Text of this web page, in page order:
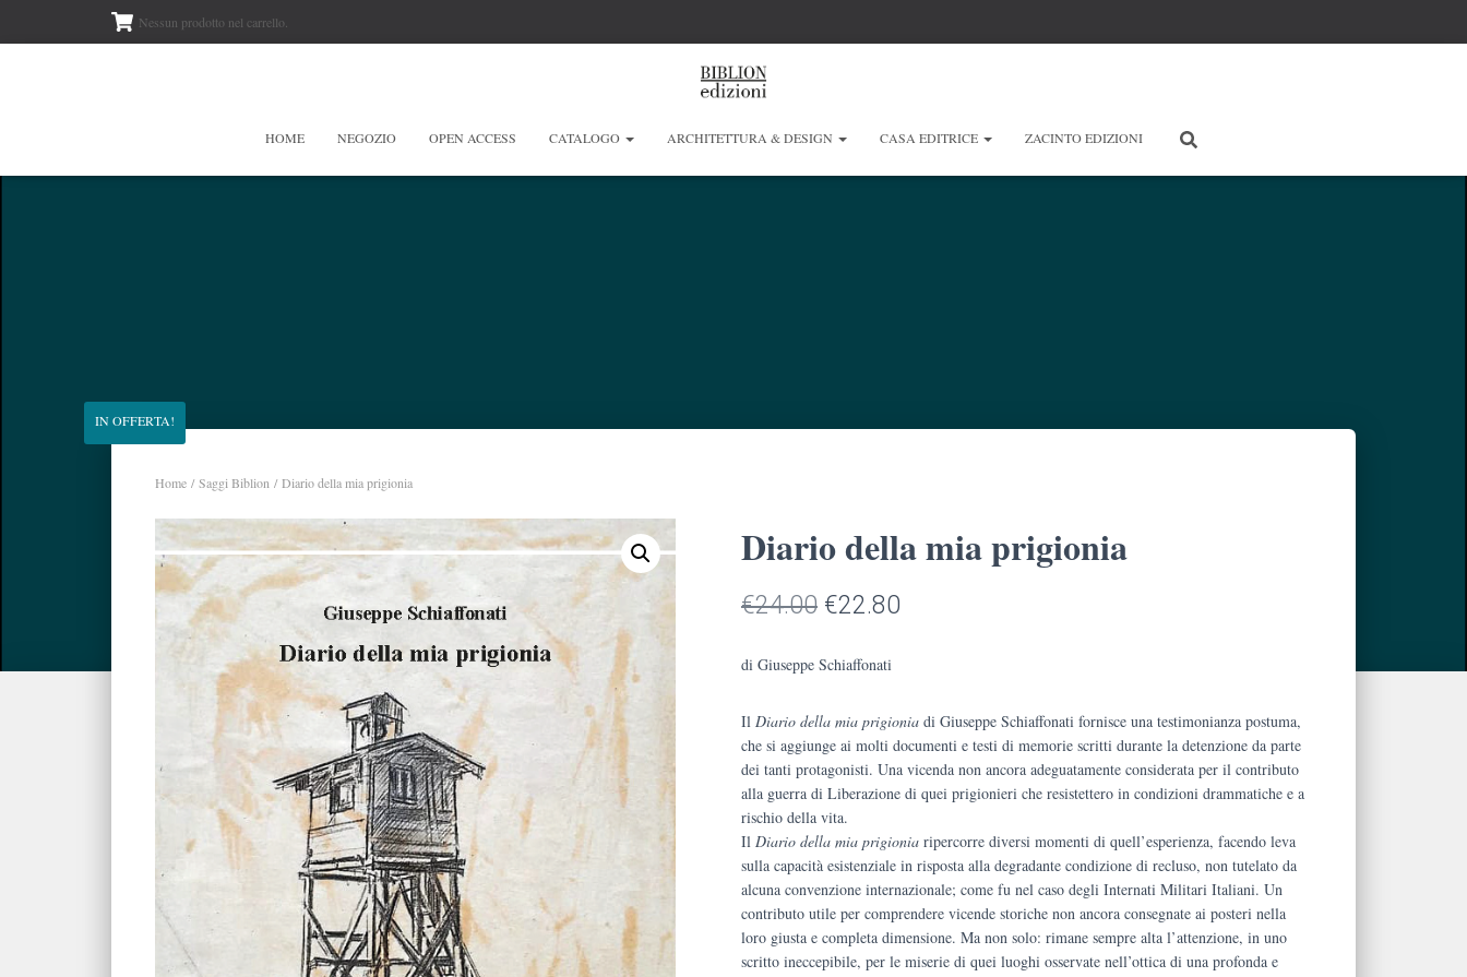
Nessun prodotto nel carrello.
HOME NEGOZIO OPEN ACCESS CATALOGO ARCHITETTURA & DESIGN CASA EDITRICE ZACINTO EDIZIONI
Home /Saggi Biblion / Diario della mia prigionia
IN OFFERTA!
Diario della mia prigionia
€24.00 Il
era:
€24.00.
€22.80
è:
€22.80.
di Giuseppe Schiaffonati
Il Diario della mia prigionia di Giuseppe Schiaffonati fornisce una testimonianza postuma,
che si aggiunge ai molti documenti e testi di memorie scritti durante la detenzione da parte
dei tanti protagonisti. Una vicenda non ancora adeguatamente considerata per il contributo
alla guerra di Liberazione di quei prigionieri che resistettero in condizioni drammatiche e a
rischio della vita.
Il Diario della mia prigionia ripercorre diversi momenti di quell’esperienza, facendo leva
sulla capacità esistenziale in risposta alla degradante condizione di recluso, non tutelato da
alcuna convenzione internazionale; come fu nel caso degli Internati Militari Italiani. Un
contributo utile per comprendere vicende storiche non ancora consegnate ai posteri nella
loro giusta e completa dimensione. Ma non solo: rimane sempre alta l’attenzione, in uno
scritto ineccepibile, per le miserie di quei luoghi osservate nell’ottica di una profonda e